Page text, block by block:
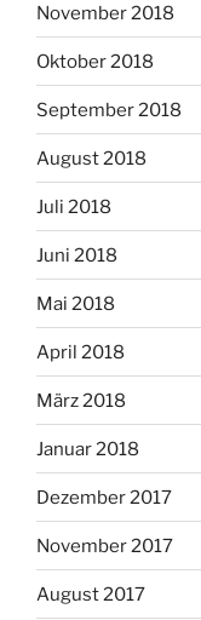
November 2018
Oktober 2018
September 2018
August 2018
Juli 2018
Juni 2018
Mai 2018
April 2018
März 2018
Januar 2018
Dezember 2017
November 2017
August 2017